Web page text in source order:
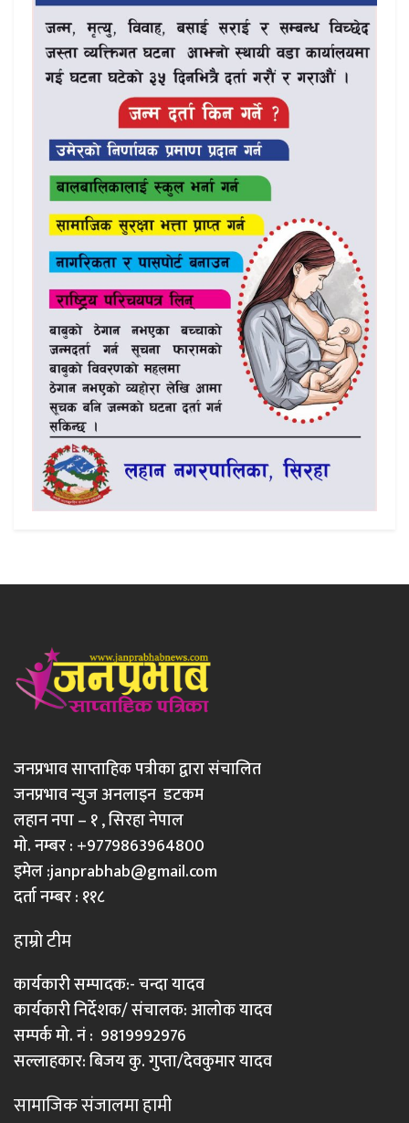
जनप्रभाव साप्ताहिक पत्रीका द्वारा संचालित
जनप्रभाव न्युज अनलाइन डटकम
लहान नपा – १ , सिरहा नेपाल
मो. नम्बर : +9779863964800
इमेल :janprabhab@gmail.com
दर्ता नम्बर : ११८
हाम्रो टीम
कार्यकारी सम्पादक:- चन्दा यादव
कार्यकारी निर्देशक/ संचालक: आलोक यादव
सम्पर्क मो. नं : 9819992976
सल्लाहकार: बिजय कु. गुप्ता/देवकुमार यादव
सामाजिक संजालमा हामी